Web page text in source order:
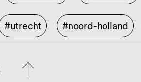
#utrecht #noord-holland